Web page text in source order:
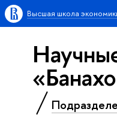
Высшая школа